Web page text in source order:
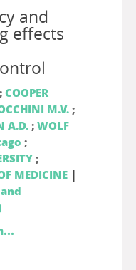
and
effects
COOPER
M.V.;
A.D.; WOLF
;
;
MEDICINE |